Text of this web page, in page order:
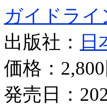
ガイドライ
出版社：
日
価格：
発売日：